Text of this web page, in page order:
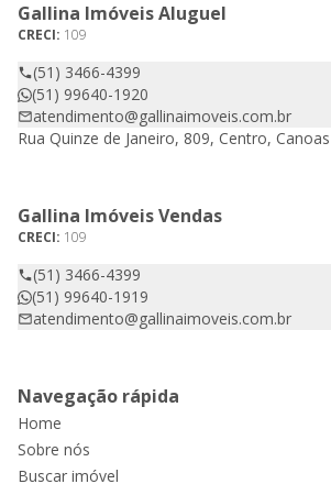
Gallina Imóveis Aluguel
CRECI: 109
(51) 3466-4399
(51) 99640-1920
atendimento@gallinaimoveis.com.br
Rua Quinze de Janeiro, 809, Centro,
Gallina Imóveis Vendas
CRECI: 109
(51) 3466-4399
(51) 99640-1919
atendimento@gallinaimoveis.com.br
Navegação rápida
Home
Sobre nós
Buscar imóvel